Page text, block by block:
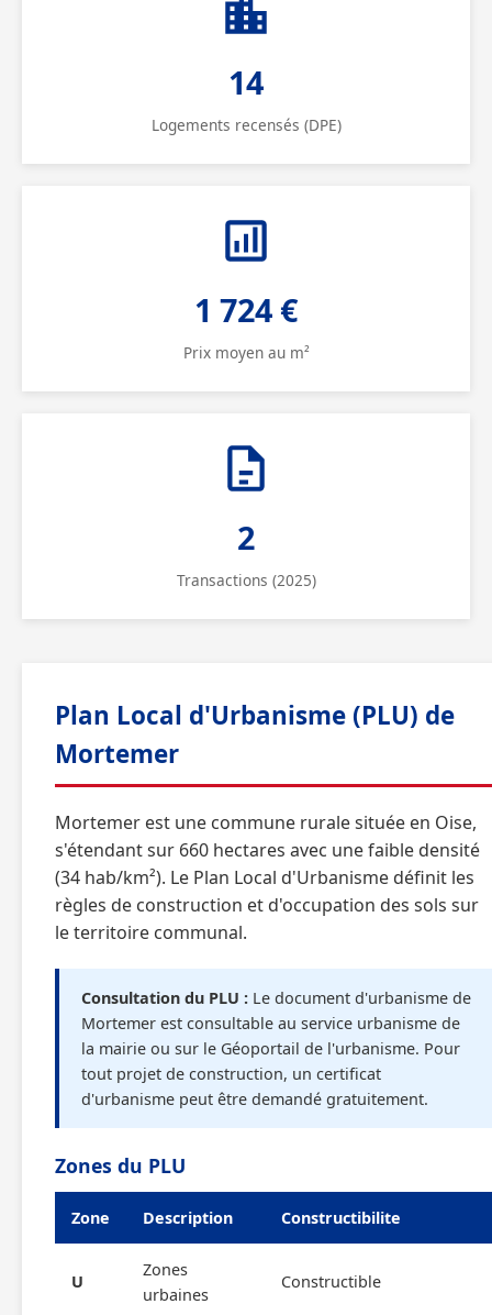
14
Logements recensés (DPE)
1 724 €
Prix moyen au m²
2
Transactions (2025)
Plan Local d'Urbanisme (PLU) de
Mortemer
Mortemer est une commune rurale située en Oise,
s'étendant sur 660 hectares avec une faible densité
(34 hab/km²). Le Plan Local d'Urbanisme définit les
règles de construction et d'occupation des sols sur
le territoire communal.
Consultation du PLU : Le document d'urbanisme de
Mortemer est consultable au service urbanisme de
la mairie ou sur le Géoportail de l'urbanisme. Pour
tout projet de construction, un certificat
d'urbanisme peut être demandé gratuitement.
Zones du PLU
Zone Description Constructibilite
U
Zones
urbaines
Constructible